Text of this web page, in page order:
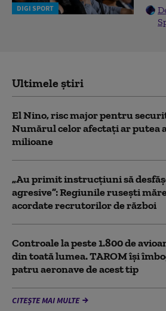
DIGI SPORT
Ultimele știri
El Nino, risc major pentru
Numărul celor afectați ar putea
milioane
„Au primit instrucțiuni să
agresive”: Regiunile rusești
acordate recrutorilor de război
Controale la peste 1.800 de
din toată lumea. TAROM își
patru aeronave de acest tip
CITEȘTE MAI MULTE